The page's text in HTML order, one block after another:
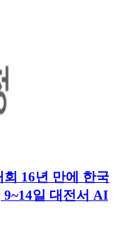
16년 만에 한국
9~14일 대전서 AI